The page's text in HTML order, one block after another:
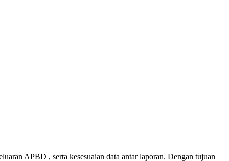
APBD , serta kesesuaian data antar laporan. Dengan tujuan